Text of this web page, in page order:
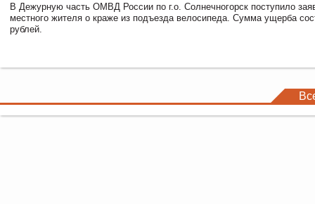
В Дежурную часть ОМВД России по г.о. Солнечногорск поступило
местного жителя о краже из подъезда велосипеда. Сумма ущерба
рублей.